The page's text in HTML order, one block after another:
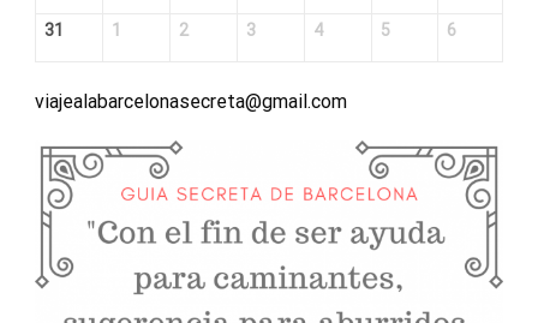
31 1 2 3 4 5 6
viajealabarcelonasecreta@gmail.com